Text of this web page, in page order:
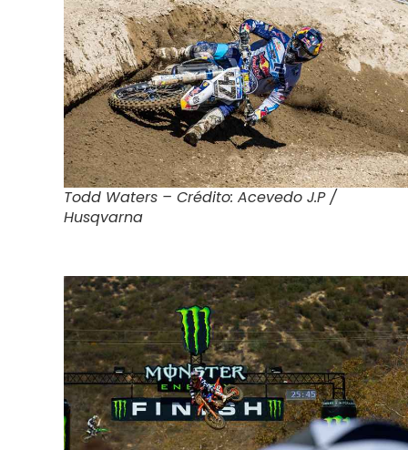
Todd Waters – Crédito: Acevedo J.P /
Husqvarna